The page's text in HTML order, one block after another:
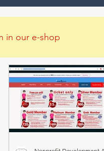
in our e-shop